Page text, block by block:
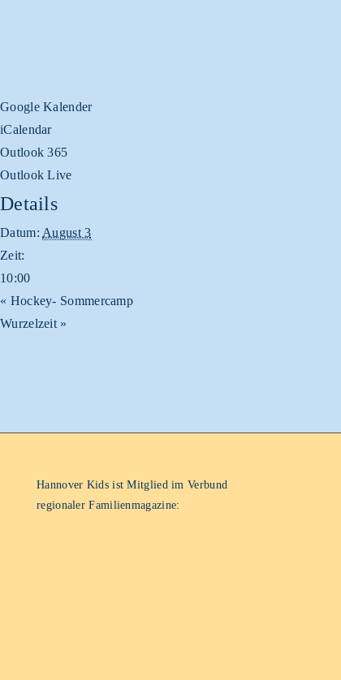
Google Kalender
iCalendar
Outlook 365
Outlook Live
Details
Datum: August 3
Zeit:
10:00
« Hockey- Sommercamp
Wurzelzeit »
Hannover Kids ist Mitglied im Verbund
regionaler Familienmagazine: